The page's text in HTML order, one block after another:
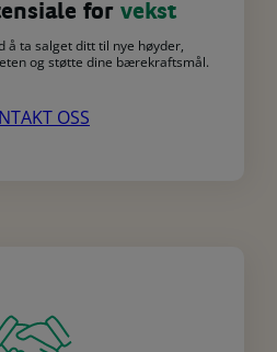
for vekst
å ta salget ditt til nye høyder,
og støtte dine bærekraftsmål.
OSS